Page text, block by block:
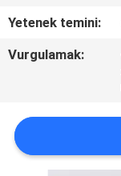
BLOG
SITE
HARITASI
Yetenek temini:
Vurgulamak: